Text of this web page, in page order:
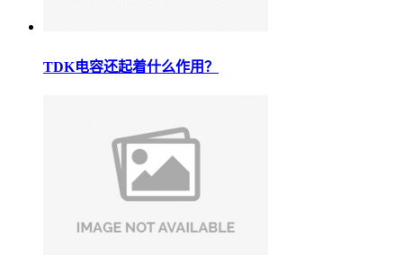
TDK电容还起着什么作用？